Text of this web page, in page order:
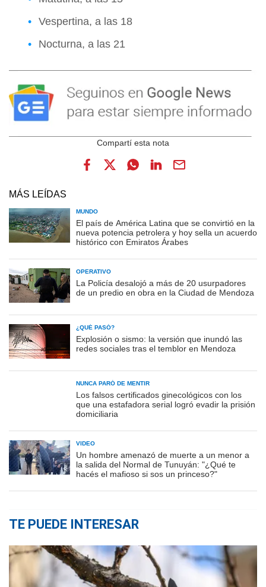
Vespertina, a las 18
Nocturna, a las 21
MÁS LEÍDAS
MUNDO
El país de América Latina que se convirtió en la
nueva potencia petrolera y hoy sella un acuerdo
histórico con Emiratos Árabes
OPERATIVO
La Policía desalojó a más de 20 usurpadores
de un predio en obra en la Ciudad de Mendoza
¿QUÉ PASÓ?
Explosión o sismo: la versión que inundó las
redes sociales tras el temblor en Mendoza
NUNCA PARÓ DE MENTIR
Los falsos certificados ginecológicos con los
que una estafadora serial logró evadir la prisión
domiciliaria
VIDEO
Un hombre amenazó de muerte a un menor a
la salida del Normal de Tunuyán: "¿Qué te
hacés el mafioso si sos un princeso?"
TE PUEDE INTERESAR